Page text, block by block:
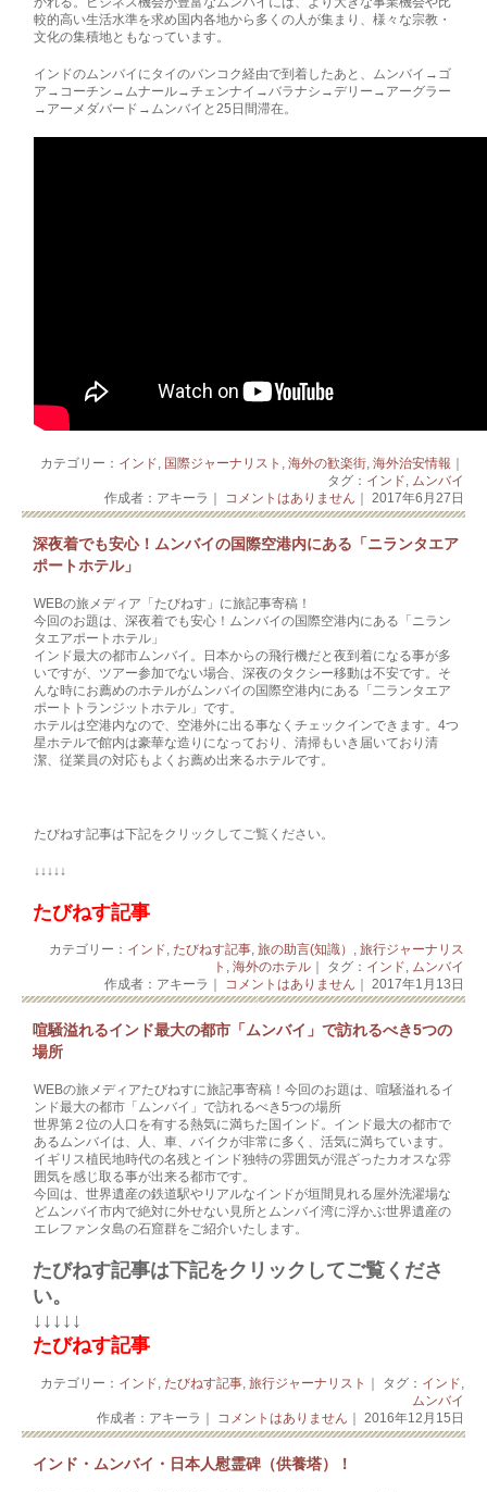
較的高­い生活水準を求め国内各地から多くの人が集まり、様々な宗教・
文化の集積地ともなって­います。
インドのムンバイに­タイのバンコク経由で到着したあと、ムンバイ→ゴ
ア→コーチン→ムナール→チェンナイ→バラナ­シ→デリー→アーグラー
→アーメダバード→ムンバイと25日間滞在。
カテゴリー： インド 国際ジャーナリスト 海外の歓楽街, 海外治安情報 ｜
タグ： インド
ムンバイ
作成者：アキーラ｜
コメントはありません ｜ 2017年6月27日
深夜着でも安心！ムンバイの国際空港内にある「ニランタエア
ポートホテル」
WEBの旅メディア「たびねす」に旅記事寄稿！
今回のお題は、深夜着でも安心！ムンバイの国際空港内にある「ニラン
タエアポートホテル」
インド最大の都市ムンバイ。日本からの飛行機だと夜到着になる事が多
いですが、ツアー参加でない場合、深夜のタクシー移動は不安です。そ
んな時にお薦めのホテルがムンバイの国際空港内にある「二ランタエア
ポートトランジットホテル」です。
ホテルは空港内なので、空港外に出る事なくチェックインできます。4つ
星ホテルで館内は豪華な造りになっており、清掃もいき届いており清
潔、従業員の対応もよくお薦め出来るホテルです。
たびねす記事は下記をクリックしてご覧ください。
↓↓↓↓↓
たびねす記事
カテゴリー： インド, たびねす記事, 旅の助言(知識） , 旅行ジャーナリス
ト , 海外のホテル｜ タグ： インド, ムンバイ
作成者：アキーラ｜ コメントはありません ｜ 2017年1月13日
喧騒溢れるインド最大の都市「ムンバイ」で訪れるべき5つの
場所
WEBの旅メディアたびねすに旅記事寄稿！今回のお題は、喧騒溢れるイ
ンド最大の都市「ムンバイ」で訪れるべき5つの場所
世界第２位の人口を有する熱気に満ちた国インド。インド最大の都市で
あるムンバイは、人、車、バイクが非常に多く、活気に満ちています。
イギリス植民地時代の名残とインド独特の雰囲気が混ざったカオスな雰
囲気を感じ取る事が出来る都市です。
今回は、世界遺産の鉄道駅やリアルなインドが垣間見れる屋外洗濯場な
どムンバイ市内で絶対に外せない見所とムンバイ湾に浮かぶ世界遺産の
エレファンタ島の石窟群をご紹介いたします。
たびねす記事は下記をクリックしてご覧くださ
い。
↓↓↓↓↓
たびねす記事
カテゴリー： インド, たびねす記事, 旅行ジャーナリスト ｜ タグ： インド,
ムンバイ
作成者：アキーラ｜ コメントはありません ｜ 2016年12月15日
インド・ムンバイ・日本人慰霊碑（供養塔）！